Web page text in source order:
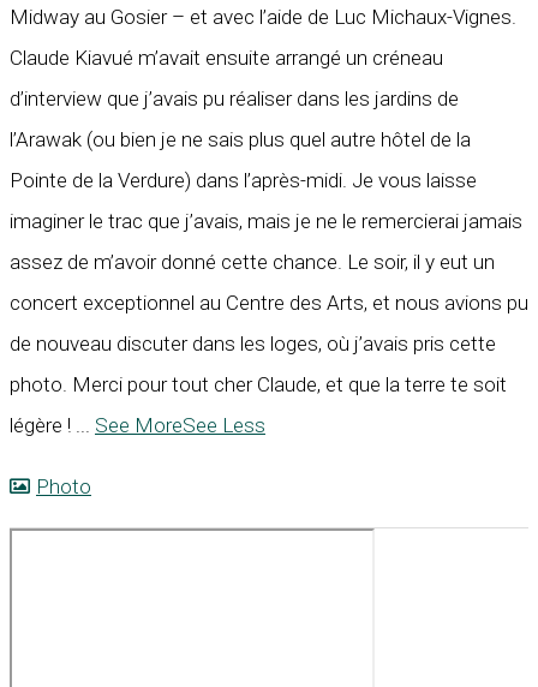
Midway au Gosier – et avec l’aide de Luc Michaux-Vignes.
Claude Kiavué m’avait ensuite arrangé un créneau
d’interview que j’avais pu réaliser dans les jardins de
l’Arawak (ou bien je ne sais plus quel autre hôtel de la
Pointe de la Verdure) dans l’après-midi. Je vous laisse
imaginer le trac que j’avais, mais je ne le remercierai jamais
assez de m’avoir donné cette chance. Le soir, il y eut un
concert exceptionnel au Centre des Arts, et nous avions pu
de nouveau discuter dans les loges, où j’avais pris cette
photo. Merci pour tout cher Claude, et que la terre te soit
légère !
See MoreSee Less
Photo